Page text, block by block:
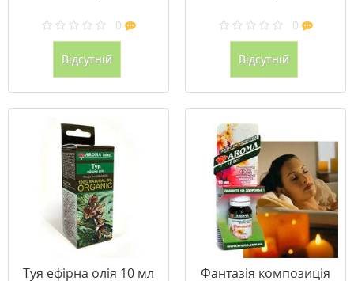
0
Відсутній
0
Відсутній
Туя ефірна олія 10 мл
Фантазія композиція